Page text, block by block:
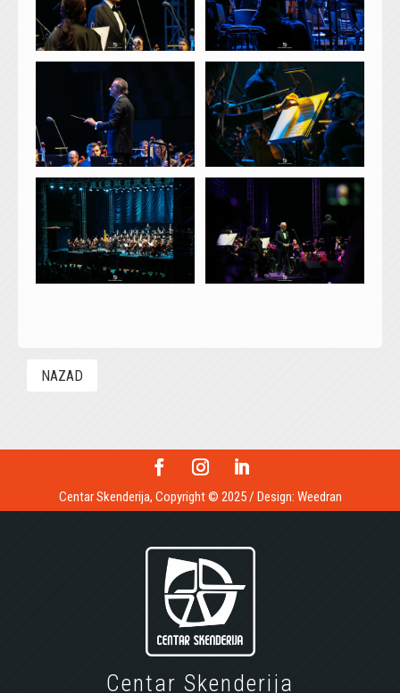
NAZAD
Centar Skenderija, Copyright © 2025 / Design: Weedran
Centar Skenderija